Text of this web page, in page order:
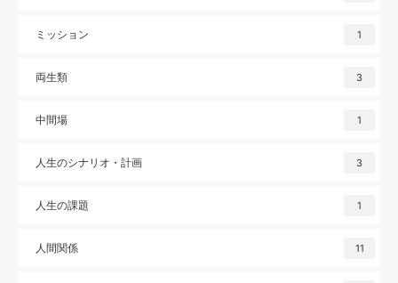
ミッション 1
両生類 3
中間場 1
人生のシナリオ・計画 3
人生の課題 1
人間関係 11